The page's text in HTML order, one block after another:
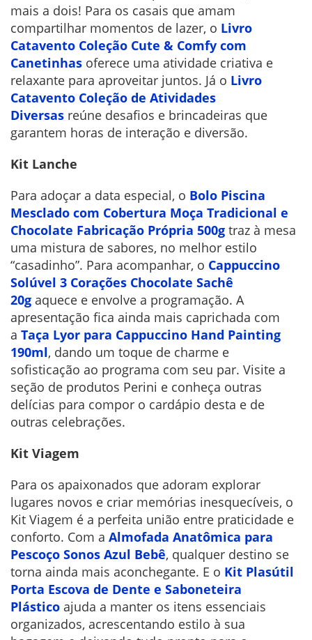
mais a dois! Para os casais que amam
compartilhar momentos de lazer, o Livro
Catavento Coleção Cute & Comfy com
Canetinhas oferece uma atividade criativa e
relaxante para aproveitar juntos. Já o Livro
Catavento Coleção de Atividades
Diversas reúne desafios e brincadeiras que
garantem horas de interação e diversão.
Kit Lanche
Para adoçar a data especial, o Bolo Piscina
Mesclado com Cobertura Moça Tradicional e
Chocolate Fabricação Própria 500g traz à mesa
uma mistura de sabores, no melhor estilo
“casadinho”. Para acompanhar, o Cappuccino
Solúvel 3 Corações Chocolate Sachê
20g aquece e envolve a programação. A
apresentação fica ainda mais caprichada com
a Taça Lyor para Cappuccino Hand Painting
190ml, dando um toque de charme e
sofisticação ao programa com seu par. Visite a
seção de produtos Perini e conheça outras
delícias para compor o cardápio desta e de
outras celebrações.
Kit Viagem
Para os apaixonados que adoram explorar
lugares novos e criar memórias inesquecíveis, o
Kit Viagem é a perfeita união entre praticidade e
conforto. Com a Almofada Anatômica para
Pescoço Sonos Azul Bebê, qualquer destino se
torna ainda mais aconchegante. E o Kit Plasútil
Porta Escova de Dente e Saboneteira
Plástico ajuda a manter os itens essenciais
organizados, acrescentando estilo à sua